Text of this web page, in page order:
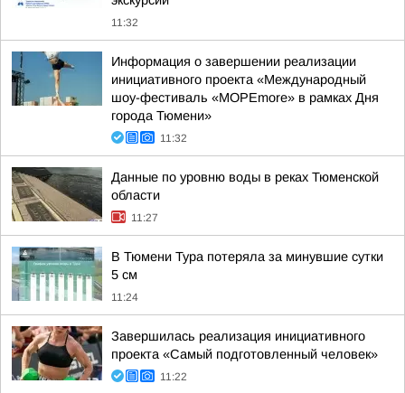
11:32
Информация о завершении реализации
инициативного проекта «Международный
шоу-фестиваль «МОРЕmore» в рамках Дня
города Тюмени»
11:32
Данные по уровню воды в реках Тюменской
области
11:27
В Тюмени Тура потеряла за минувшие сутки
5 см
11:24
Завершилась реализация инициативного
проекта «Самый подготовленный человек»
11:22